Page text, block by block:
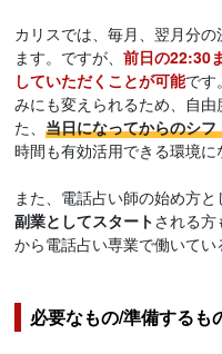
カリスでは、毎月、翌月分
ます。ですが、前日の22:30
していただくことが可能です
みにも変えられるため、自
た、当日になってからのシ
時間も有効活用できる環境に
また、電話占い師の始め方と
副業としてスタートされる方
から電話占い専業で働いてい
必要なもの/準備するも